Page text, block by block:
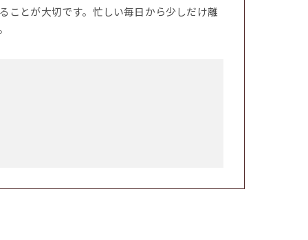
ことが大切です。忙しい毎日から少しだけ離